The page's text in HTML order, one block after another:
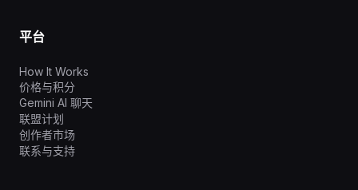
平台
How It Works
价格与积分
Gemini AI 聊天
联盟计划
创作者市场
联系与支持